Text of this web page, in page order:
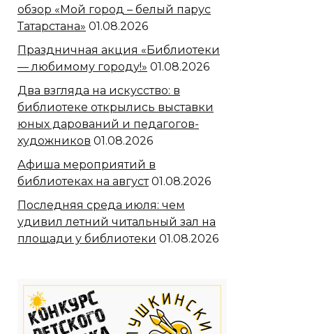
обзор «Мой город – белый парус
Татарстана» 01.08.2026
Праздничная акция «Библиотеки
— любимому городу!» 01.08.2026
Два взгляда на искусство: в
библиотеке открылись выставки
юных дарований и педагогов-
художников 01.08.2026
Афиша мероприятий в
библиотеках на август 01.08.2026
Последняя среда июля: чем
удивил летний читальный зал на
площади у библиотеки 01.08.2026